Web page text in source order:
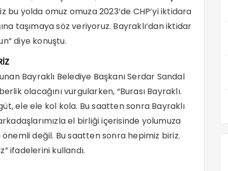
yolda omuz omuza 2023’de CHP’yi iktidara
taşımaya söz veriyoruz. Bayraklı’dan iktidar
diye konuştu.
Bayraklı Belediye Başkanı Serdar Sandal
olacağını vurgularken, “Burası Bayraklı.
ele ele kol kola. Bu saatten sonra Bayraklı
el birliği içerisinde yolumuza
değil. Bu saatten sonra hepimiz biriz.
ifadelerini kullandı.